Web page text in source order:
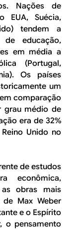
Nações de
EUA, Suécia,
tendem a
de educação,
em média a
(Portugal,
Os países
um
comparação
grau médio de
era de 32%
Unido no
de estudos
econômica,
obras mais
Max Weber
e o Espírito
o pensamento